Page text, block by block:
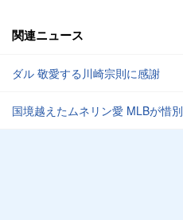
関連ニュース
ダル 敬愛する川崎宗則に感謝
国境越えたムネリン愛 MLBが惜別